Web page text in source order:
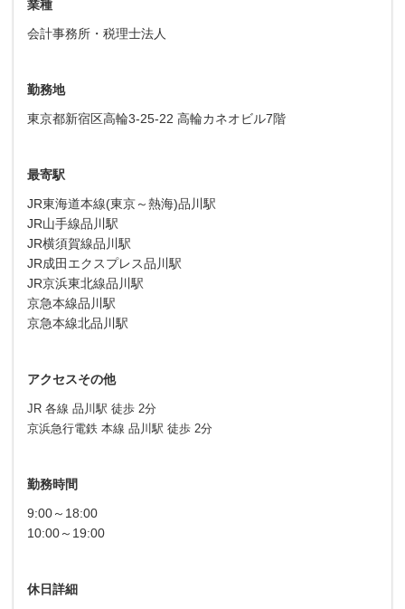
業種
会計事務所・税理士法人
勤務地
東京都新宿区高輪3-25-22 高輪カネオビル7階
最寄駅
JR東海道本線(東京～熱海)品川駅
JR山手線品川駅
JR横須賀線品川駅
JR成田エクスプレス品川駅
JR京浜東北線品川駅
京急本線品川駅
京急本線北品川駅
アクセスその他
JR 各線 品川駅 徒歩 2分
京浜急行電鉄 本線 品川駅 徒歩 2分
勤務時間
9:00～18:00
10:00～19:00
休日詳細